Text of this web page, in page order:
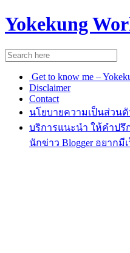
Yokekung
Get to know me –
Disclaimer
Contact
นโยบายความเป็นส่วนตั
บริการแนะนำ ให้คำปรึ
นักข่าว Blogger อยากมี